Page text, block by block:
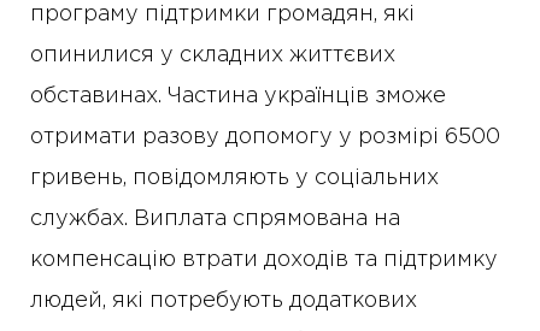
програму підтримки громадян, які
опинилися у складних життєвих
обставинах. Частина українців зможе
отримати разову допомогу у розмірі 6500
гривень, повідомляють у соціальних
службах. Виплата спрямована на
компенсацію втрати доходів та підтримку
людей, які потребують додаткових